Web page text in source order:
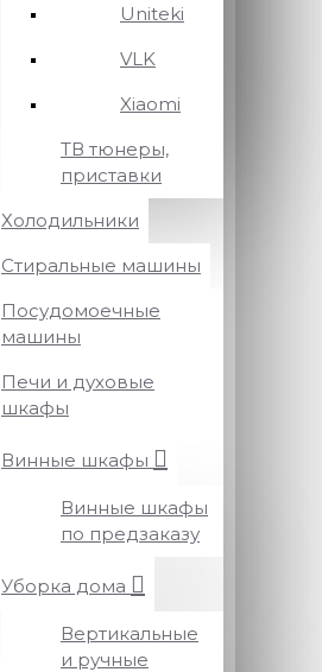
Uniteki
VLK
Xiaomi
ТВ тюнеры,
приставки
Холодильники
Стиральные машины
Посудомоечные
машины
Печи и духовые
шкафы
Винные шкафы
Винные шкафы
по предзаказу
Уборка дома
Вертикальные
и ручные